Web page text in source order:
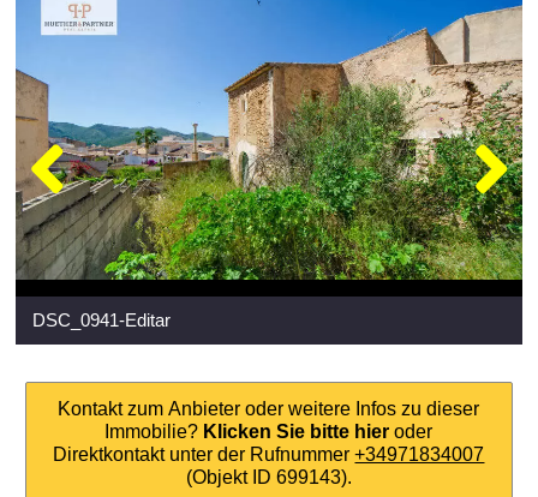
DSC_0941-Editar
Kontakt zum Anbieter oder weitere Infos zu dieser
Immobilie? Klicken Sie bitte hier oder
Direktkontakt unter der Rufnummer+34971834007
(Objekt ID 699143).